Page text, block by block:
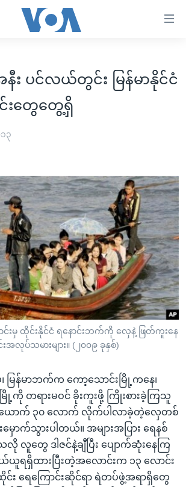
င်း
ခု အလွန်
မယ်
ယံ
စာ
စာ
ပ်စာ
ချက်အလက်များ
ဉ်
ား
း
နီး ပင်လယ်တွင်း မြန်မာနိုင်ငံ
းတွေတွေ့ရှိ
၃
င်းမှ ထိုင်းနိုင်ငံ ရနောင်းဘက်ကို လှေနဲ့ ဖြတ်ကူးနေ
းအလုပ်သမားများ။ (၂၀၀၉ ခုနှစ်)
၊ မြန်မာဘက်က ကော့သောင်းမြို့ကနေ၊
မြို့ကို တရားမဝင် ခိုးကူးဖို့ ကြိုးစားခဲ့ကြသူ
အယောက် ၃၀ လောက် လိုက်ပါလာခဲ့တဲ့လှေတစ်
ာက်သွားပါတယ်။ အများအပြား ရေနစ်
လို လူတွေ ဒါဇင်နဲ့ချီပြီး ပျောက်ဆုံးနေကြ
ရရှိထားပြီးတဲ့အလောင်းက ၁၃ လောင်း
င်း ရေကြောင်းဆိုင်ရာ ရဲတပ်ဖွဲ့အရာရှိတွေ